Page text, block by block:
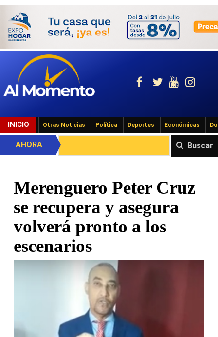
INICIO Otras Noticias Política Deportes Económicas
Buscar
AHORA
Merenguero Peter Cruz
se recupera y asegura
volverá pronto a los
escenarios